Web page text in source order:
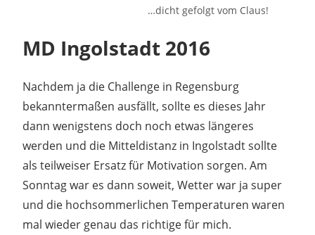
…dicht gefolgt vom Claus!
MD Ingolstadt 2016
Nachdem ja die Challenge in Regensburg
bekanntermaßen ausfällt, sollte es dieses Jahr
dann wenigstens doch noch etwas längeres
werden und die Mitteldistanz in Ingolstadt sollte
als teilweiser Ersatz für Motivation sorgen. Am
Sonntag war es dann soweit, Wetter war ja super
und die hochsommerlichen Temperaturen waren
mal wieder genau das richtige für mich.